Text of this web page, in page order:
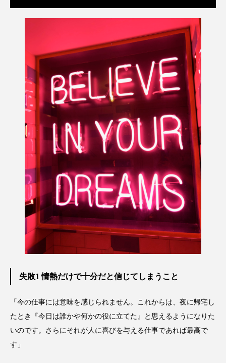
コミュニケーション
コルチゾール サステナビリティ
サステナブル美容 サプライチェーン
サプリ サロンクレンジング サロン戦略
サロン経営 サロン連略 シャネル
スカルプ クレンジング 頻度
スキンケア スキンケア 習慣
スキンケアルーティン ストレス スパ
スマートウォッチ スマートパッチ
セラミド保湿 セルフケア
ソーシャルウェルネス ソーシャルコマース
タンパク質 ディープクレンジング
失敗1 情熱だけで十分だと信じてしまうこと
「今の仕事には意味を感じられません。これからは、夜に帰宅し
たとき『今日は誰かや何かの役に立てた』と思えるようになりた
いのです。さらにそれが人に喜びを与える仕事であれば最高で
す」